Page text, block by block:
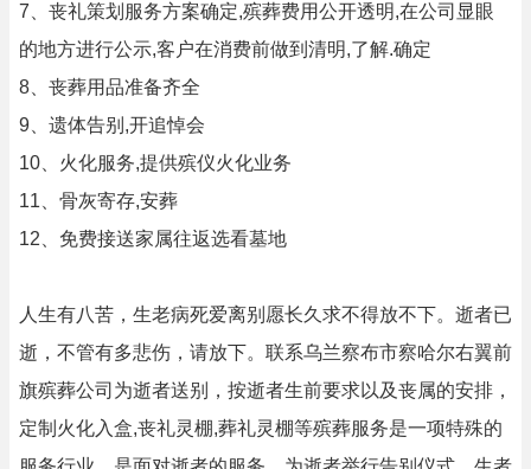
7、丧礼策划服务方案确定,殡葬费用公开透明,在公司显眼
的地方进行公示,客户在消费前做到清明,了解.确定
8、丧葬用品准备齐全
9、遗体告别,开追悼会
10、火化服务,提供殡仪火化业务
11、骨灰寄存,安葬
12、免费接送家属往返选看墓地
人生有八苦，生老病死爱离别愿长久求不得放不下。逝者已
逝，不管有多悲伤，请放下。联系乌兰察布市察哈尔右翼前
旗殡葬公司为逝者送别，按逝者生前要求以及丧属的安排，
定制火化入盒,丧礼灵棚,葬礼灵棚等殡葬服务是一项特殊的